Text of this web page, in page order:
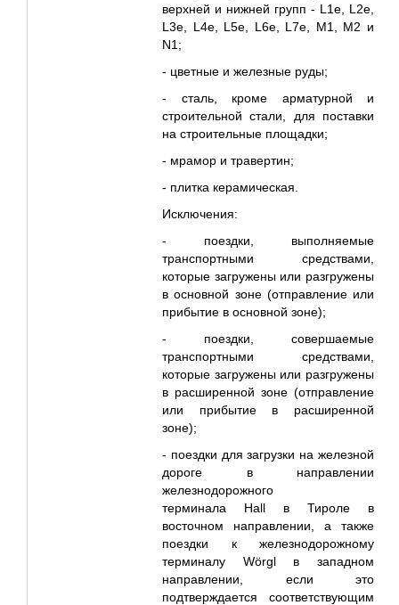
верхней и нижней групп - L1e, L2e,
L3e, L4e, L5e, L6e, L7e, M1, M2 и
N1;
- цветные и железные руды;
- сталь, кроме арматурной и
строительной стали, для поставки
на строительные площадки;
- мрамор и травертин;
- плитка керамическая.
Исключения:
- поездки, выполняемые
транспортными средствами,
которые загружены или разгружены
в основной зоне (отправление или
прибытие в основной зоне);
- поездки, совершаемые
транспортными средствами,
которые загружены или разгружены
в расширенной зоне (отправление
или прибытие в расширенной
зоне);
- поездки для загрузки на железной
дороге в направлении
железнодорожного
терминала Hall в Тироле в
восточном направлении, а также
поездки к железнодорожному
терминалу Wörgl в западном
направлении, если это
подтверждается соответствующим